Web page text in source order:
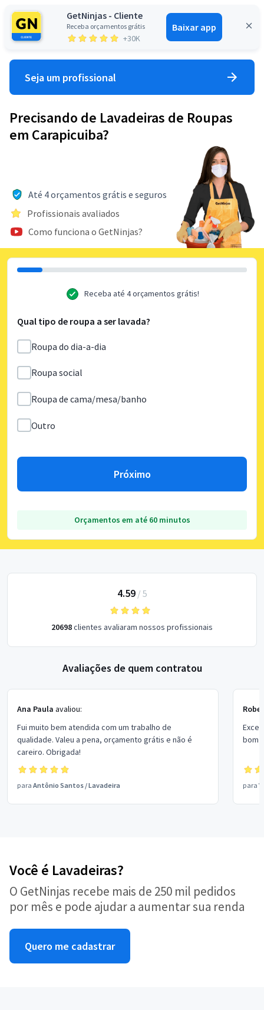
GetNinjas - Cliente
Receba orçamentos grátis
+30K
Baixar app
Entrar
Seja um profissional
Precisando de Lavadeiras de Roupas
em Carapicuiba?
Até 4 orçamentos grátis e seguros
Profissionais avaliados
Como funciona o GetNinjas?
Receba até 4 orçamentos grátis!
Qual tipo de roupa a ser lavada?
Roupa do dia-a-dia
Roupa social
Roupa de cama/mesa/banho
Outro
Próximo
Orçamentos em até 60 minutos
4.59/ 5
20698clientes avaliaram nossos profissionais
Avaliações de quem contratou
Ana Paula avaliou:
Fui muito bem atendida com um trabalho de
qualidade. Valeu a pena, orçamento grátis e não é
careiro. Obrigada!
para Antônio Santos /Lavadeira
bom
para
Você é Lavadeiras?
O GetNinjas recebe mais de 250 mil pedidos
por mês e pode ajudar a aumentar sua renda
Quero me cadastrar